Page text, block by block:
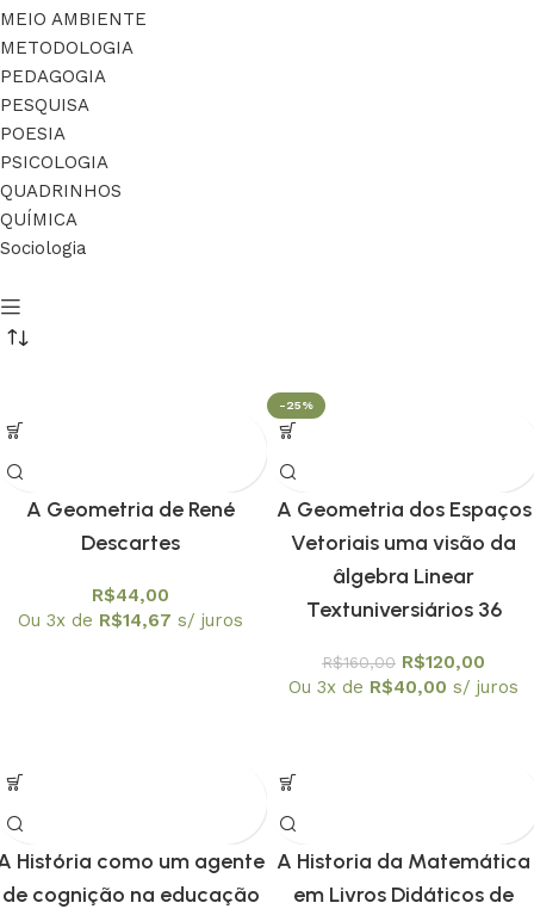
MEIO AMBIENTE
METODOLOGIA
PEDAGOGIA
PESQUISA
POESIA
PSICOLOGIA
QUADRINHOS
QUÍMICA
Sociologia
A Geometria de René
Descartes
R$44,00
Ou 3x de R$14,67 s/ juros
-25%
A Geometria dos Espaços
Vetoriais uma visão da
âlgebra Linear
Textuniversiários 36
R$160,00 R$120,00
Ou 3x de R$40,00 s/ juros
História como um agente
de cognição na educação
A Historia da Matemática
em Livros Didáticos de